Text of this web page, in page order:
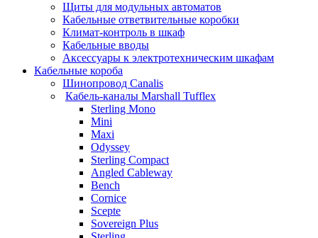
Щиты для модульных автоматов
Кабельные ответвительные коробки
Климат-контроль в шкаф
Кабельные вводы
Аксессуары к электротехническим шкафам
Кабельные короба
Шинопровод Canalis
Кабель-каналы Marshall Tufflex
Sterling Mono
Mini
Maxi
Odyssey
Sterling Compact
Angled Cableway
Bench
Cornice
Scepte
Sovereign Plus